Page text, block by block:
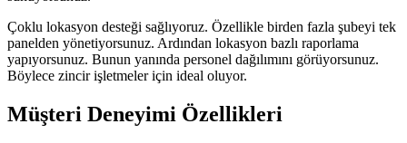
Çoklu lokasyon desteği sağlıyoruz. Özellikle birden fazla şubeyi tek
panelden yönetiyorsunuz. Ardından lokasyon bazlı raporlama
yapıyorsunuz. Bunun yanında personel dağılımını görüyorsunuz.
Böylece zincir işletmeler için ideal oluyor.
Müşteri Deneyimi Özellikleri